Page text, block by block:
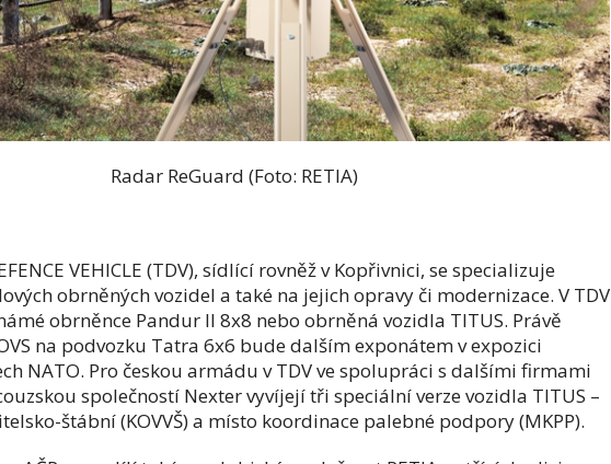
(Foto: RETIA)
VEHICLE (TDV), sídlící rovněž v Kopřivnici, se specializuje
obrněných vozidel a také na jejich opravy či modernizace. V TDV
obrněnce Pandur II 8x8 nebo obrněná vozidla TITUS. Právě
na podvozku Tatra 6x6 bude dalším exponátem v expozici
NATO. Pro českou armádu v TDV ve spolupráci s dalšími firmami
společností Nexter vyvíjejí tři speciální verze vozidla TITUS –
štábní (KOVVŠ) a místo koordinace palebné podpory (MKPP).